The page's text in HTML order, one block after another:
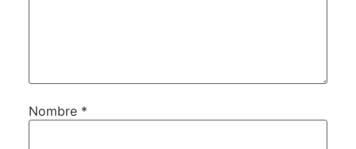
Nombre *